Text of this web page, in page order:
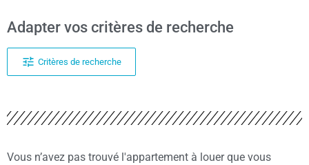
Adapter vos critères de recherche
Critères de recherche
Vous n’avez pas trouvé l'appartement à louer que vous